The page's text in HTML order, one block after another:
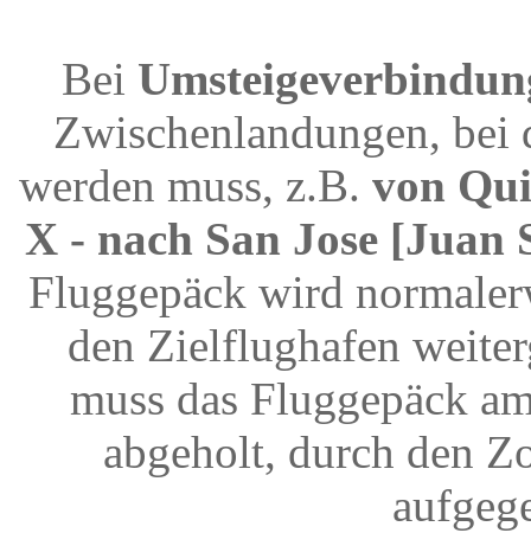
Bei
Zwischenlandungen, bei
werden muss, z.B. von
X - nach San Jose
Fluggepäck wird
den Zielflughafen
muss das Fluggepäck
abgeholt, durch den